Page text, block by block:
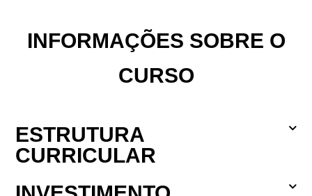
INFORMAÇÕES SOBRE O
CURSO
ESTRUTURA
CURRICULAR